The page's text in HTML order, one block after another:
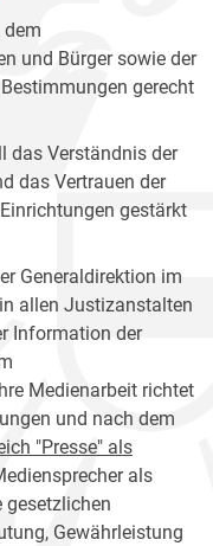
dem
und Bürger sowie der
gerecht
das Verständnis der
das Vertrauen der
gestärkt
Generaldirektion im
allen Justizanstalten
Information der
Medienarbeit richtet
und nach dem
"Presse" als
als
gesetzlichen
Gewährleistung